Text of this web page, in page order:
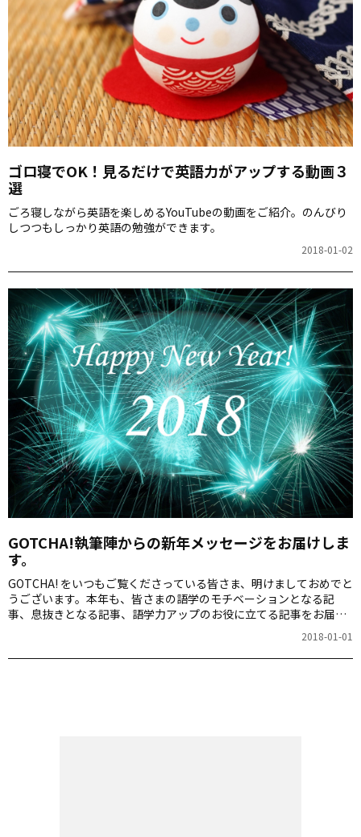
ゴロ寝でOK！見るだけで英語力がアップする動画３
選
ごろ寝しながら英語を楽しめるYouTubeの動画をご紹介。のんびり
しつつもしっかり英語の勉強ができます。
2018-01-02
GOTCHA!執筆陣からの新年メッセージをお届けしま
す。
GOTCHA! をいつもご覧くださっている皆さま、明けましておめでと
うございます。本年も、皆さまの語学のモチベーションとなる記
事、息抜きとなる記事、語学力アップのお役に立てる記事をお届け
してまいります！今年1年、語学をがんばる！と心に決めた方も多い
と思います。そんな皆さんのために2018年最初の記事は、
GOTCHA! 執筆陣による「新年のエール」を皆さまにお送りしま
2018-01-01